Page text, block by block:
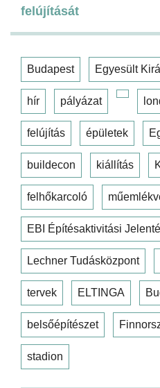
felújítását
Budapest Egyesült
hír pályázat
felújítás épületek
buildecon kiállítás
felhőkarcoló
EBI Építésaktivitási
Lechner Tudásközpont
tervek ELTINGA
belsőépítészet
stadion